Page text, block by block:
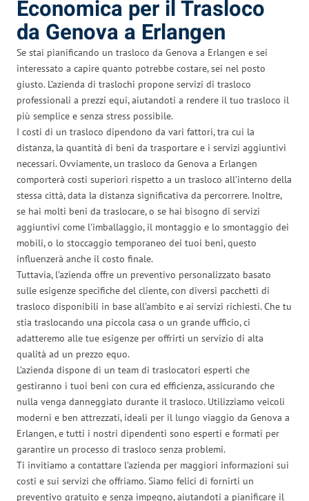
Economica per il Trasloco
da Genova a Erlangen
Se stai pianificando un trasloco da Genova a Erlangen e sei
interessato a capire quanto potrebbe costare, sei nel posto
giusto. L’azienda di traslochi propone servizi di trasloco
professionali a prezzi equi, aiutandoti a rendere il tuo trasloco il
più semplice e senza stress possibile.
I costi di un trasloco dipendono da vari fattori, tra cui la
distanza, la quantità di beni da trasportare e i servizi aggiuntivi
necessari. Ovviamente, un trasloco da Genova a Erlangen
comporterà costi superiori rispetto a un trasloco all’interno della
stessa città, data la distanza significativa da percorrere. Inoltre,
se hai molti beni da traslocare, o se hai bisogno di servizi
aggiuntivi come l’imballaggio, il montaggio e lo smontaggio dei
mobili, o lo stoccaggio temporaneo dei tuoi beni, questo
influenzerà anche il costo finale.
Tuttavia, l’azienda offre un preventivo personalizzato basato
sulle esigenze specifiche del cliente, con diversi pacchetti di
trasloco disponibili in base all’ambito e ai servizi richiesti. Che tu
stia traslocando una piccola casa o un grande ufficio, ci
adatteremo alle tue esigenze per offrirti un servizio di alta
qualità ad un prezzo equo.
L’azienda dispone di un team di traslocatori esperti che
gestiranno i tuoi beni con cura ed efficienza, assicurando che
nulla venga danneggiato durante il trasloco. Utilizziamo veicoli
moderni e ben attrezzati, ideali per il lungo viaggio da Genova a
Erlangen, e tutti i nostri dipendenti sono esperti e formati per
garantire un processo di trasloco senza problemi.
Ti invitiamo a contattare l’azienda per maggiori informazioni sui
costi e sui servizi che offriamo. Siamo felici di fornirti un
preventivo gratuito e senza impegno, aiutandoti a pianificare il